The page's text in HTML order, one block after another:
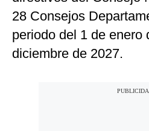
28 Consejos
periodo del 1 de enero
diciembre de 2027.